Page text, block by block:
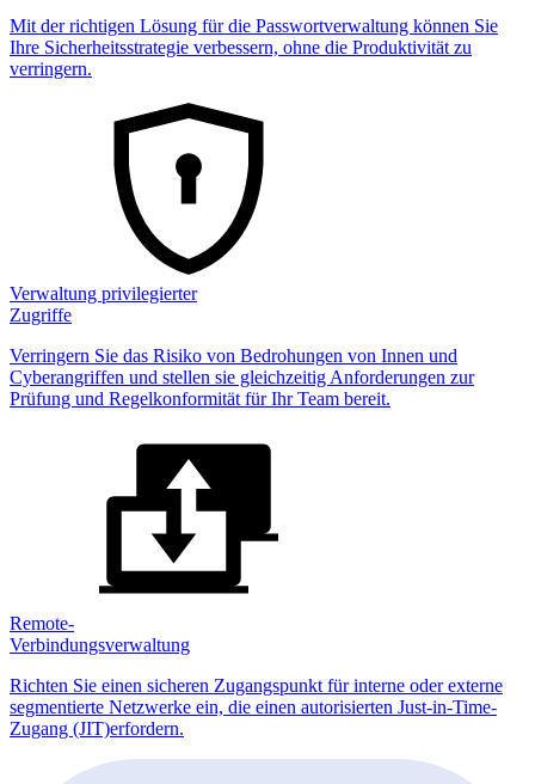
Mit der richtigen Lösung für die Passwortverwaltung können Sie
Ihre Sicherheitsstrategie verbessern, ohne die Produktivität zu
verringern.
Verwaltung privilegierter
Zugriffe
Verringern Sie das Risiko von Bedrohungen von Innen und
Cyberangriffen und stellen sie gleichzeitig Anforderungen zur
Prüfung und Regelkonformität für Ihr Team bereit.
Remote-
Verbindungsverwaltung
Richten Sie einen sicheren Zugangspunkt für interne oder externe
segmentierte Netzwerke ein, die einen autorisierten Just-in-Time-
Zugang (JIT)erfordern.